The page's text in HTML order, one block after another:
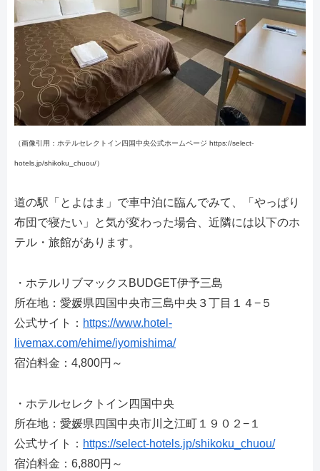
（画像引用：ホテルセレクトイン四国中央公式ホームページ https://select-
hotels.jp/shikoku_chuou/）
道の駅「とよはま」で車中泊に臨んでみて、「やっぱり
布団で寝たい」と気が変わった場合、近隣には以下のホ
テル・旅館があります。
・ホテルリブマックスBUDGET伊予三島
所在地：愛媛県四国中央市三島中央３丁目１４−５
公式サイト： https://www.hotel-
livemax.com/ehime/iyomishima/
宿泊料金：4,800円～
・ホテルセレクトイン四国中央
所在地：愛媛県四国中央市川之江町１９０２−１
公式サイト： https://select-hotels.jp/shikoku_chuou/
宿泊料金：6,880円～